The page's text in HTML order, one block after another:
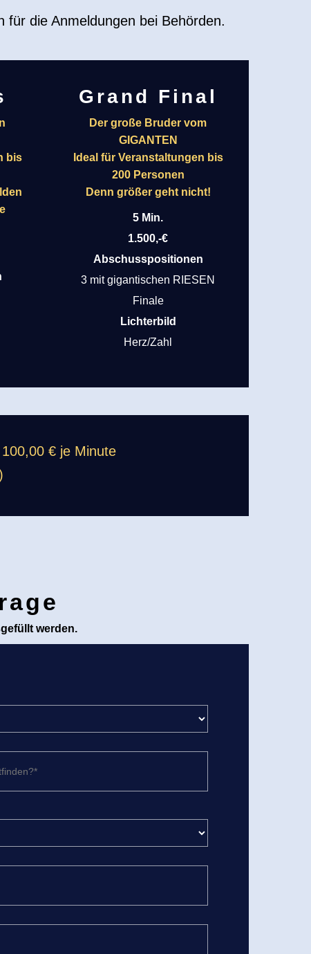
die Anmeldungen bei Behörden.
bis
Grand Final
Der große Bruder vom
GIGANTEN
Ideal für Veranstaltungen bis
200 Personen
Denn größer geht nicht!
5 Min.
1.500,-€
Abschusspositionen
3 mit gigantischen RIESEN
Finale
Lichterbild
Herz/Zahl
€ je Minute
werden.